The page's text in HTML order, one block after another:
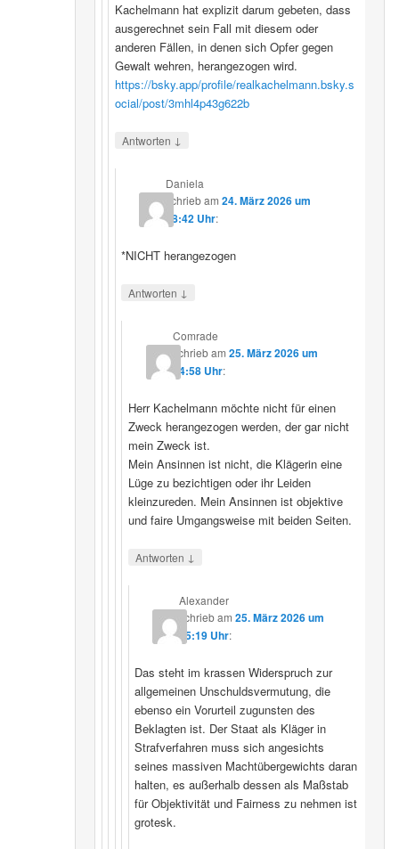
Kachelmann hat explizit darum gebeten, dass
ausgerechnet sein Fall mit diesem oder
anderen Fällen, in denen sich Opfer gegen
Gewalt wehren, herangezogen wird.
https://bsky.app/profile/realkachelmann.bsky.s
ocial/post/3mhl4p43g622b
Antworten ↓
Daniela
schriebam24. März 2026 um
08:42 Uhr:
*NICHT herangezogen
Antworten ↓
Comrade
schriebam 25. März 2026 um
14:58 Uhr:
Herr Kachelmann möchte nicht für einen
Zweck herangezogen werden, der gar nicht
mein Zweck ist.
Mein Ansinnen ist nicht, die Klägerin eine
Lüge zu bezichtigen oder ihr Leiden
kleinzureden. Mein Ansinnen ist objektive
und faire Umgangsweise mit beiden Seiten.
Antworten ↓
Alexander
schriebam25. März 2026 um
15:19 Uhr:
Das steht im krassen Widerspruch zur
allgemeinen Unschuldsvermutung, die
ebenso ein Vorurteil zugunsten des
Beklagten ist. Der Staat als Kläger in
Strafverfahren muss sich angesichts
seines massiven Machtübergewichts daran
halten, es außerhalb dessen als Maßstab
für Objektivität und Fairness zu nehmen ist
grotesk.